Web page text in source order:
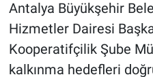
Antalya Büyükşehir
Hizmetler Dairesi
Kooperatifçilik Şube
kalkınma hedefleri